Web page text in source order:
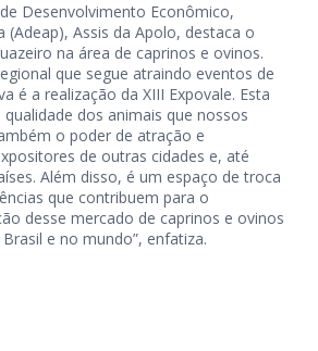
Desenvolvimento Econômico,
(Adeap), Assis da Apolo, destaca o
na área de caprinos e ovinos.
que segue atraindo eventos de
é a realização da XIII Expovale. Esta
dos animais que nossos
o poder de atração e
de outras cidades e, até
Além disso, é um espaço de troca
que contribuem para o
desse mercado de caprinos e ovinos
e no mundo”, enfatiza.